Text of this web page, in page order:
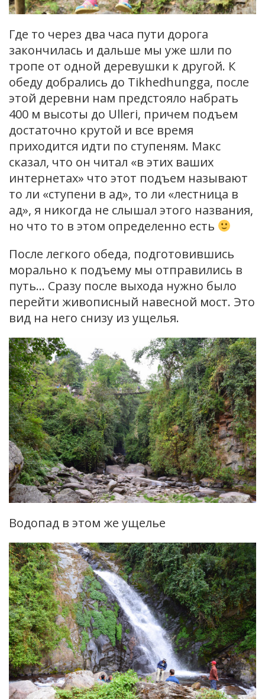
Где то через два часа пути дорога
закончилась и дальше мы уже шли по
тропе от одной деревушки к другой. К
обеду добрались до Tikhedhungga, после
этой деревни нам предстояло набрать
400 м высоты до Ulleri, причем подъем
достаточно крутой и все время
приходится идти по ступеням. Макс
сказал, что он читал «в этих ваших
интернетах» что этот подъем называют
то ли «ступени в ад», то ли «лестница в
ад», я никогда не слышал этого названия,
но что то в этом определенно есть
После легкого обеда, подготовившись
морально к подъему мы отправились в
путь… Сразу после выхода нужно было
перейти живописный навесной мост. Это
вид на него снизу из ущелья.
Водопад в этом же ущелье